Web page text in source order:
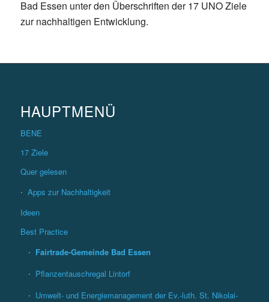
Bad Essen unter den Überschriften der 17 UNO Ziele
zur nachhaltigen Entwicklung.
HAUPTMENÜ
BENE
17 Ziele
Quer gelesen
Apps zur Nachhaltigkeit
Ideen
Best Practice
Fairtrade-Gemeinde Bad Essen
Pflanzentauschregal Lintorf
Umwelt- und Energiemanagement der Ev.-luth. St. Nikolai-